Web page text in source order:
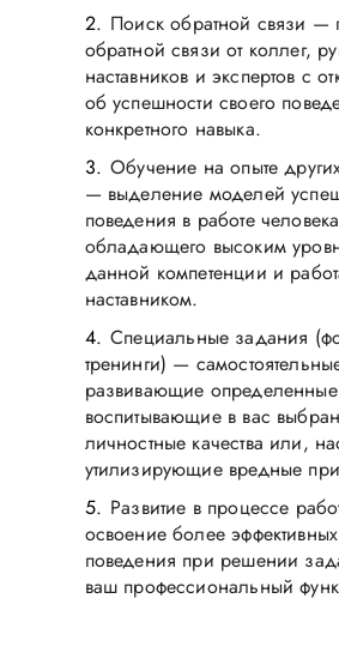
Поиск обратной связи —
обратной связи от коллег,
наставников и экспертов с
об успешности своего
конкретного навыка.
Обучение на опыте
— выделение моделей
поведения в работе
обладающего высоким
данной компетенции и
наставником.
Специальные задания
тренинги) —
развивающие
воспитывающие в вас
личностные качества или,
утилизирующие вредные
Развитие в процессе
освоение более
поведения при решении
ваш профессиональный